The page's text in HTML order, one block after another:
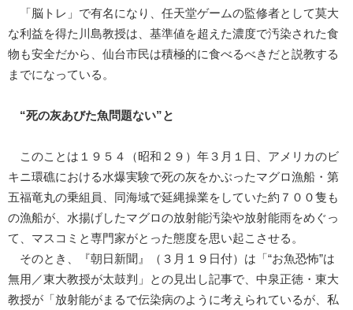
「脳トレ」で有名になり、任天堂ゲームの監修者として莫大
な利益を得た川島教授は、基準値を超えた濃度で汚染された食
物も安全だから、仙台市民は積極的に食べるべきだと説教する
までになっている。
“死の灰あびた魚問題ない”と
このことは１９５４（昭和２９）年３月１日、アメリカのビ
キニ環礁における水爆実験で死の灰をかぶったマグロ漁船・第
五福竜丸の乗組員、同海域で延縄操業をしていた約７００隻も
の漁船が、水揚げしたマグロの放射能汚染や放射能雨をめぐっ
て、マスコミと専門家がとった態度を思い起こさせる。
そのとき、『朝日新聞』（３月１９日付）は「“お魚恐怖”は
無用／東大教授が太鼓判」との見出し記事で、中泉正徳・東大
教授が「放射能がまるで伝染病のように考えられているが、私